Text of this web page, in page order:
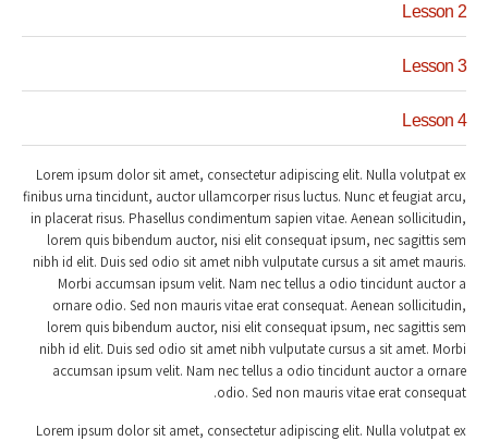
Lesson 2
Lesson 3
Lesson 4
Lorem ipsum dolor sit amet, consectetur adipiscing elit. Nulla volutpat ex
finibus urna tincidunt, auctor ullamcorper risus luctus. Nunc et feugiat arcu,
in placerat risus. Phasellus condimentum sapien vitae. Aenean sollicitudin,
lorem quis bibendum auctor, nisi elit consequat ipsum, nec sagittis sem
nibh id elit. Duis sed odio sit amet nibh vulputate cursus a sit amet mauris.
Morbi accumsan ipsum velit. Nam nec tellus a odio tincidunt auctor a
ornare odio. Sed non mauris vitae erat consequat. Aenean sollicitudin,
lorem quis bibendum auctor, nisi elit consequat ipsum, nec sagittis sem
nibh id elit. Duis sed odio sit amet nibh vulputate cursus a sit amet. Morbi
accumsan ipsum velit. Nam nec tellus a odio tincidunt auctor a ornare
odio. Sed non mauris vitae erat consequat.
Lorem ipsum dolor sit amet, consectetur adipiscing elit. Nulla volutpat ex